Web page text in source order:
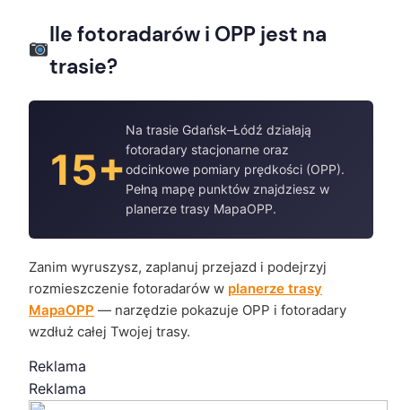
Ile fotoradarów i OPP jest na
trasie?
15+
Na trasie Gdańsk–Łódź działają
fotoradary stacjonarne oraz
odcinkowe pomiary prędkości (OPP).
Pełną mapę punktów znajdziesz w
planerze trasy MapaOPP.
Zanim wyruszysz, zaplanuj przejazd i podejrzyj
rozmieszczenie fotoradarów w planerze trasy
MapaOPP — narzędzie pokazuje OPP i fotoradary
wzdłuż całej Twojej trasy.
Reklama
Reklama